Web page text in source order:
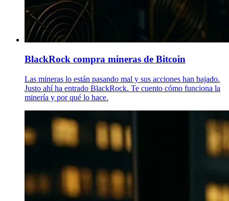
BlackRock compra mineras de Bitcoin
Las mineras lo están pasando mal y sus acciones han bajado.
Justo ahí ha entrado BlackRock. Te cuento cómo funciona la
minería y por qué lo hace.